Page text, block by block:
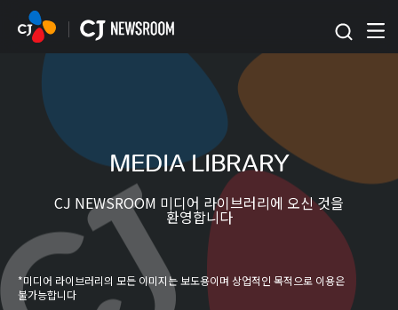
본문 바로가기
MEDIA LIBRARY
CJ NEWSROOM 미디어 라이브러리에 오신 것을
환영합니다
*미디어 라이브러리의 모든 이미지는 보도용이며 상업적인 목적으로 이용은
불가능합니다